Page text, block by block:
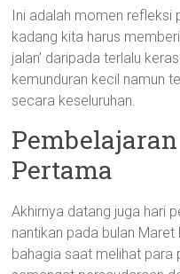
Ini adalah momen refleksi
kadang kita harus
jalan’ daripada terlalu
kemunduran kecil namun
secara keseluruhan.
Pertama
Akhirnya datang juga hari
nantikan pada bulan
bahagia saat melihat para